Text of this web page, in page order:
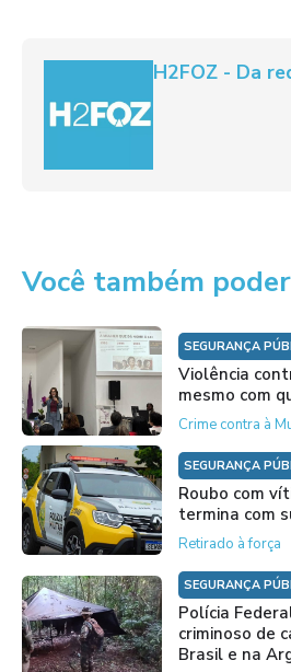
H2FOZ - Da
Você também
SEGURANÇA
Violência
mesmo com
Crime contra à
SEGURANÇA
Roubo com
termina com
Retirado à força
SEGURANÇA
Polícia
criminoso de
Brasil e na